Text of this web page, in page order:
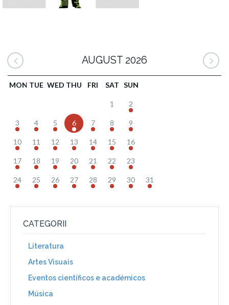
AUGUST 2026
MON TUE WED THU FRI SAT SUN
1 2
3 4 5 6 7 8 9
10 11 12 13 14 15 16
17 18 19 20 21 22 23
24 25 26 27 28 29 30 31
CATEGORII
Literatura
Artes Visuais
Eventos científicos e académicos
Música